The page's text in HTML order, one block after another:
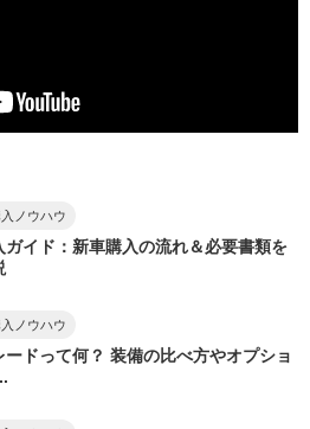
ノウハウ
ガイド：新車購入の流れ＆必要書類を
ノウハウ
ードって何？ 装備の比べ方やオプショ